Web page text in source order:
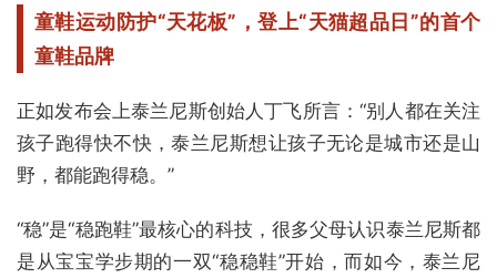
童鞋运动防护“天花板”，登上“天猫超品日”的首个
童鞋品牌
正如发布会上泰兰尼斯创始人丁飞所言：“别人都在关注
孩子跑得快不快，泰兰尼斯想让孩子无论是城市还是山
野，都能跑得稳。”
“稳”是“稳跑鞋”最核心的科技，很多父母认识泰兰尼斯都
是从宝宝学步期的一双“稳稳鞋”开始，而如今，泰兰尼